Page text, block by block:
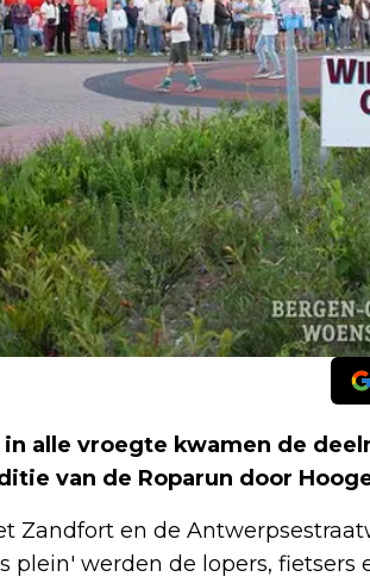
alle vroegte kwamen de
van de Roparun door
Zandfort en de
plein' werden de lopers,